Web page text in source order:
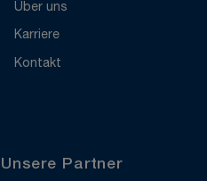
Über uns
Karriere
Kontakt
Unsere Partner